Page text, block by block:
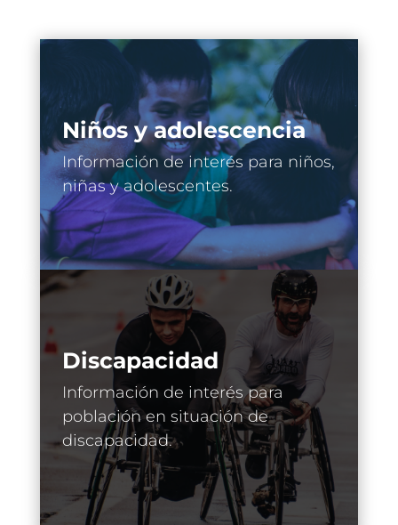
Niños y adolescencia
Información de interés para niños,
niñas y adolescentes.
Discapacidad
Información de interés para
población en situación de
discapacidad.